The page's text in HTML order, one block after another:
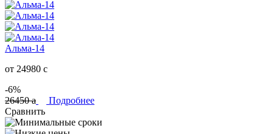
Альма-14
от 24980 c
-6%
26450a
Подробнее
Сравнить